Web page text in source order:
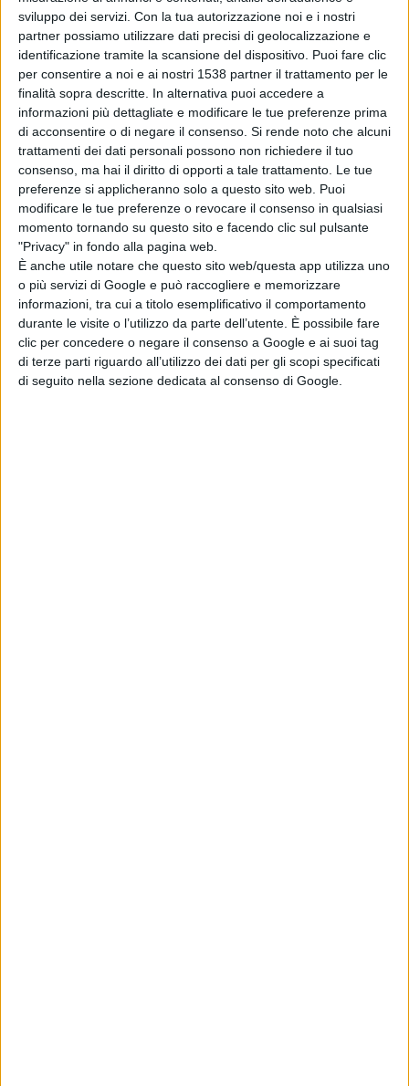
sviluppo dei servizi. Con la tua autorizzazione noi e i nostri
partner possiamo utilizzare dati precisi di geolocalizzazione e
identificazione tramite la scansione del dispositivo. Puoi fare clic
per consentire a noi e ai nostri 1538 partner il trattamento per le
finalità sopra descritte. In alternativa puoi accedere a
informazioni più dettagliate e modificare le tue preferenze prima
di acconsentire o di negare il consenso. Si rende noto che alcuni
trattamenti dei dati personali possono non richiedere il tuo
consenso, ma hai il diritto di opporti a tale trattamento. Le tue
preferenze si applicheranno solo a questo sito web. Puoi
modificare le tue preferenze o revocare il consenso in qualsiasi
momento tornando su questo sito e facendo clic sul pulsante
"Privacy" in fondo alla pagina web.
È anche utile notare che questo sito web/questa app utilizza uno
o più servizi di Google e può raccogliere e memorizzare
informazioni, tra cui a titolo esemplificativo il comportamento
durante le visite o l’utilizzo da parte dell’utente. È possibile fare
clic per concedere o negare il consenso a Google e ai suoi tag
di terze parti riguardo all’utilizzo dei dati per gli scopi specificati
di seguito nella sezione dedicata al consenso di Google.
caratteristiche principali figurano riduzione dei consumi
energetici del 30%, materiali riciclabili al 97%,
climatizzazione intelligente, Wi-Fi, prese USB e di
corrente, illuminazione LED, videosorveglianza digitale e
spazi dedicati a biciclette e persone a ridotta mobilità.
L’implementazione di questi convogli contribuisce
direttamente a migliorare l’affidabilità, la puntualità e la
qualità del servizio ferroviario regionale, rafforzando la
capacità del trasporto pubblico locale come
infrastruttura strategica per la mobilità dei cittadini e lo
sviluppo sostenibile del territorio.
Condividi su: